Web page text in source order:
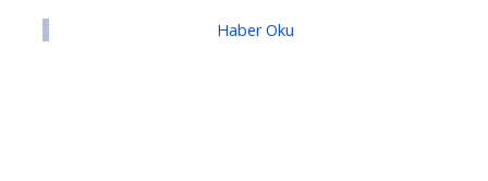
Haber Oku